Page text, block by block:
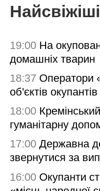
19:00 На
домашніх тварин
18:37 Оператори
об'єктів
18:00
гуманітарну
17:00 Державна
звернутися за
16:00 Окупанти